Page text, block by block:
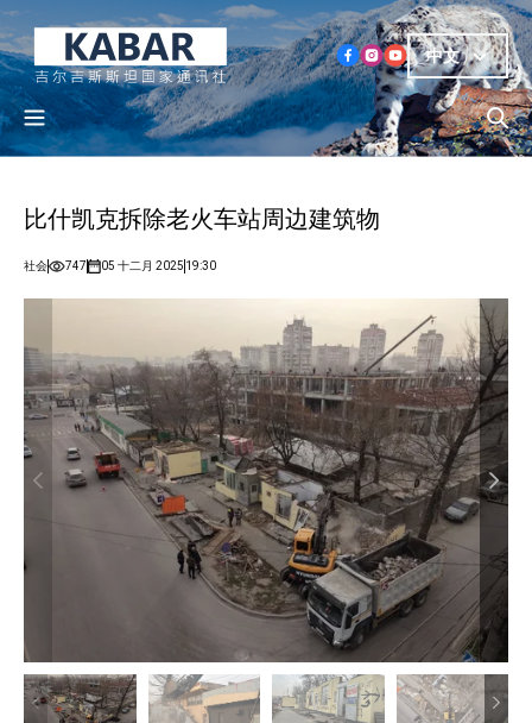
中文
比什凯克拆除老火车站周边建筑物
社会 747 05 十二月 2025 19:30